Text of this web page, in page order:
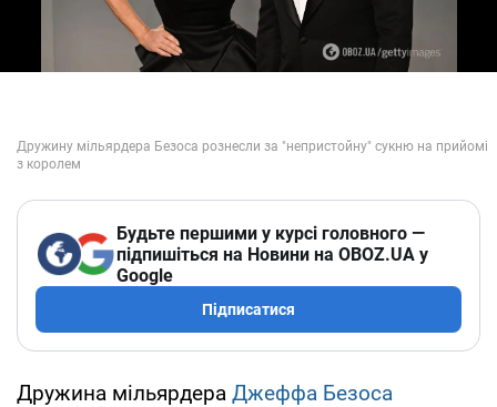
Будьте першими у курсі головного —
підпишіться на Новини на OBOZ.UA у
Google
Підписатися
Дружина мільярдера Джеффа Безоса